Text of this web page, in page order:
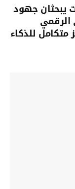
يبحثان جهود
للذكاء